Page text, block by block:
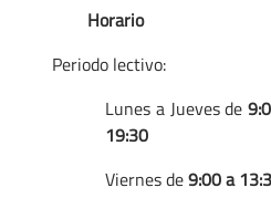
Horario
Periodo lectivo:
Lunes a Jueves de
19:30
Viernes de9:00 a